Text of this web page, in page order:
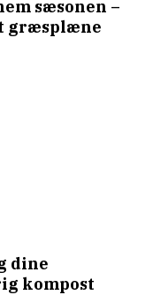
sæsonen –
græsplæne
dine
kompost